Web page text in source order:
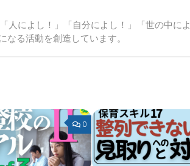
人によし！」「自分によし！」「世の中によ
る活動を創造しています。
0